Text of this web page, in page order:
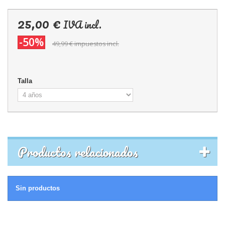
25,00 €IVA incl.
-50% 49,99 €impuestos incl.
Talla
Productos relacionados
Sin productos